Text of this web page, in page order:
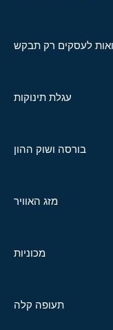
לעסקים רק תבקש
עגלת תינוקות
בורסה ושוק ההון
מזג האוויר
מכוניות
תעופה קלה